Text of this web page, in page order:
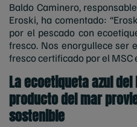
Baldo Caminero,
Eroski, ha comentado:
por el pescado con
fresco. Nos enorgullece ser
fresco certificado por el MSC
La ecoetiqueta azul del
producto del mar
sostenible